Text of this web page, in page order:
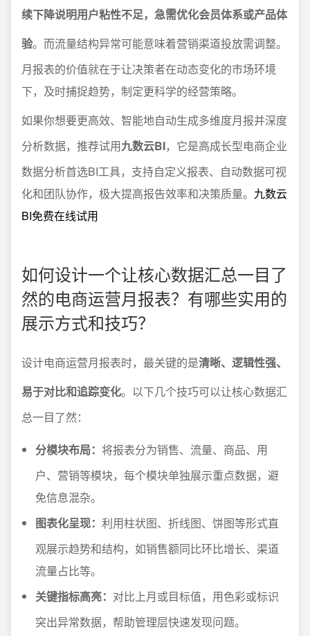
续下降说明用户粘性不足，急需优化会员体系或产品体
验。而流量结构异常可能意味着营销渠道投放需调整。
月报表的价值就在于让决策者在动态变化的市场环境
下，及时捕捉趋势，制定更科学的经营策略。
如果你想要更高效、智能地自动生成多维度月报并深度
分析数据，推荐试用九数云BI，它是高成长型电商企业
数据分析首选BI工具，支持自定义报表、自动数据可视
化和团队协作，极大提高报告效率和决策质量。 九数云
BI免费在线试用
如何设计一个让核心数据汇总一目了
然的电商运营月报表？有哪些实用的
展示方式和技巧？
设计电商运营月报表时，最关键的是清晰、逻辑性强、
易于对比和追踪变化。以下几个技巧可以让核心数据汇
总一目了然：
分模块布局： 将报表分为销售、流量、商品、用
户、营销等模块，每个模块单独展示重点数据，避
免信息混杂。
图表化呈现： 利用柱状图、折线图、饼图等形式直
观展示趋势和结构，如销售额同比环比增长、渠道
流量占比等。
关键指标高亮： 对比上月或目标值，用色彩或标识
突出异常数据，帮助管理层快速发现问题。